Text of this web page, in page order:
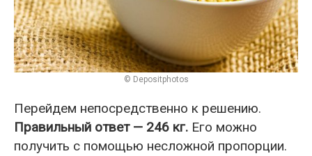
© Depositphotos
Перейдем непосредственно к решению.
Правильный ответ — 246 кг. Его можно
получить с помощью несложной пропорции.